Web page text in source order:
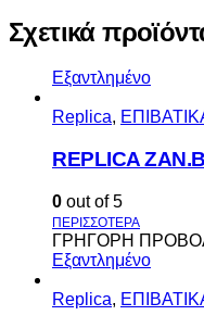
Σχετικά
Εξαντλημένο
Replica,
REPLICA
0 out of 5
ΓΡΗΓΟΡΗ
Εξαντλημένο
Replica,